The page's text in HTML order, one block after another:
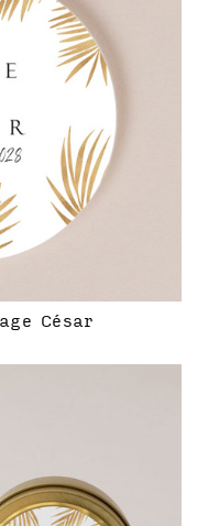
César